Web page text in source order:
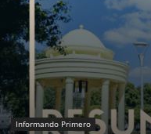
Informando Primero